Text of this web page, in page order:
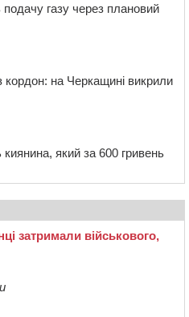
газу через плановий
кордон: на Черкащині викрили
який за 600 гривень
затримали військового,